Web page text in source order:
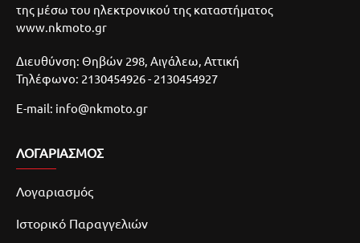
της μέσω του ηλεκτρονικού της καταστήματος
www.nkmoto.gr
Διευθύνση: Θηβών 298, Αιγάλεω, Αττική
Τηλέφωνο: 2130454926 - 2130454927
E-mail: info@nkmoto.gr
ΛΟΓΑΡΙΑΣΜΌΣ
Λογαριασμός
Ιστορικό Παραγγελιών